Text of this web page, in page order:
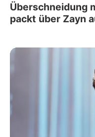
Überschneidung
packt über Zayn